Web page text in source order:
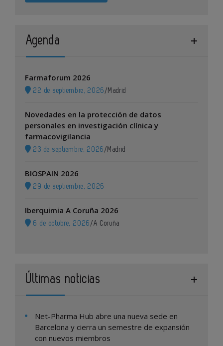
Agenda
Farmaforum 2026
22 de septiembre, 2026 / Madrid
Novedades en la protección de datos
personales en investigación clínica y
farmacovigilancia
23 de septiembre, 2026 / Madrid
BIOSPAIN 2026
29 de septiembre, 2026
Iberquimia A Coruña 2026
6 de octubre, 2026 /A Coruña
Últimas noticias
Net-Pharma Hub abre una nueva sede en
Barcelona y cierra un semestre de expansión
con nuevos miembros